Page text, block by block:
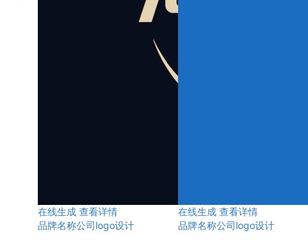
在线生成 查看详情
品牌名称公司logo设计
在线生成 查看详情
品牌名称公司logo设计